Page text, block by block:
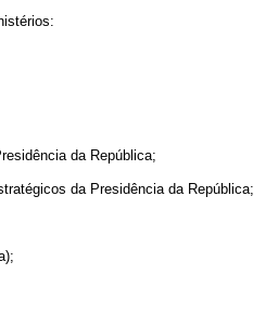
da República;
da Presidência da República;